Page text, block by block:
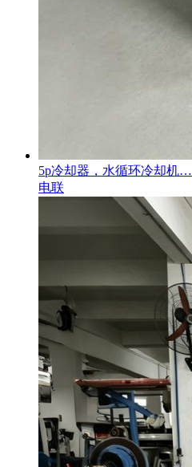
5p冷却器，水循环冷却机…
电联